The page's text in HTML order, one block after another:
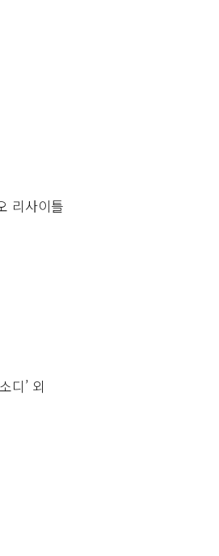
리사이틀
디’ 외